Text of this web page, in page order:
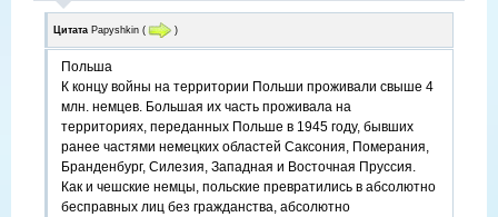
Цитата Papyshkin ( )
Польша
К концу войны на территории Польши проживали свыше 4
млн. немцев. Большая их часть проживала на
территориях, переданных Польше в 1945 году, бывших
ранее частями немецких областей Саксония, Померания,
Бранденбург, Силезия, Западная и Восточная Пруссия.
Как и чешские немцы, польские превратились в абсолютно
бесправных лиц без гражданства, абсолютно